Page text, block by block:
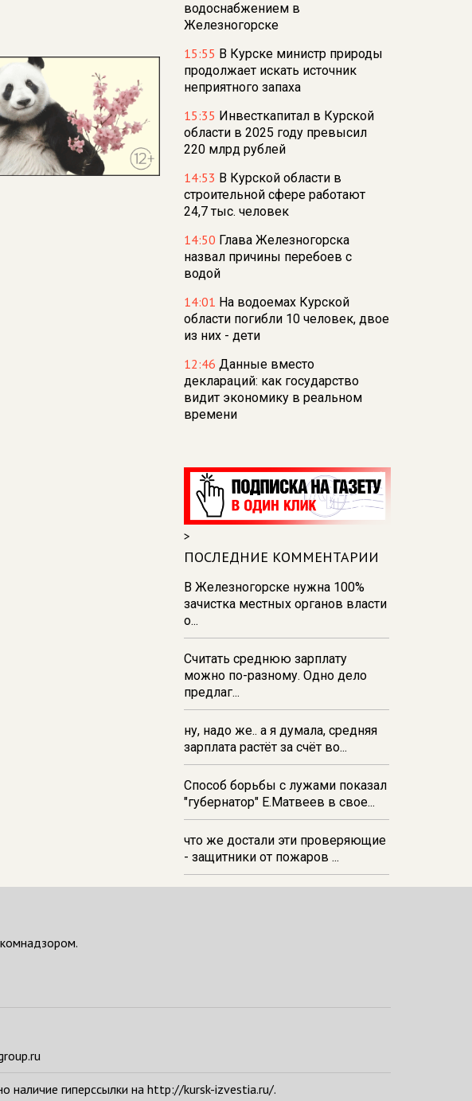
водоснабжением в
Железногорске
15:55 В Курске министр природы
продолжает искать источник
неприятного запаха
15:35 Инвесткапитал в Курской
области в 2025 году превысил
220 млрд рублей
14:53 В Курской области в
строительной сфере работают
24,7 тыс. человек
14:50 Глава Железногорска
назвал причины перебоев с
водой
14:01 На водоемах Курской
области погибли 10 человек, двое
из них - дети
12:46 Данные вместо
деклараций: как государство
видит экономику в реальном
времени
Карла Маркса
12:17
В Курске прокуратура
добивается возмещения для
девочки - подростка ущерба за
побои
11:58В Курской области
обрушившаяся стена повлекла
возбуждение уголовного дела в
отношении ИП
11:52В Курске прокуратура
добивается выплаты более 1 млн
рублей зарплаты 32-м
работникам
>
ПОСЛЕДНИЕ КОММЕНТАРИИ
В Железногорске нужна 100%
зачистка местных органов власти
о...
Считать среднюю зарплату
можно по-разному. Одно дело
предлаг...
ну, надо же.. а я думала, средняя
зарплата растёт за счёт во...
Способ борьбы с лужами показал
"губернатор" Е.Матвеев в свое...
что же достали эти проверяющие
- защитники от пожаров ...
наличие гиперссылки на http://kursk-izvestia.ru/.